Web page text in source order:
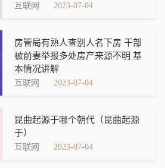
互联网 2023-07-04
房管局有熟人查别人名下房 干部
被前妻举报多处房产来源不明 基
本情况讲解
互联网 2023-07-04
昆曲起源于哪个朝代（昆曲起源
于）
互联网 2023-07-04